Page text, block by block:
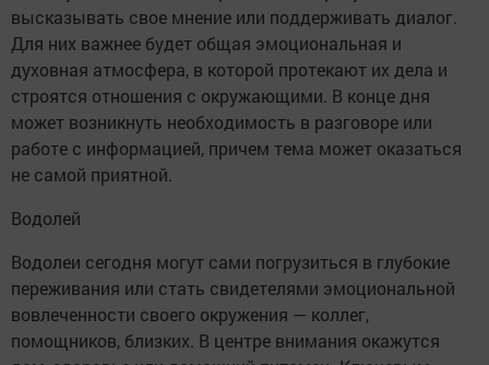
высказывать свое мнение или поддерживать диалог.
Для них важнее будет общая эмоциональная и
духовная атмосфера, в которой протекают их дела и
строятся отношения с окружающими. В конце дня
может возникнуть необходимость в разговоре или
работе с информацией, причем тема может оказаться
не самой приятной.
Водолей
Водолеи сегодня могут сами погрузиться в глубокие
переживания или стать свидетелями эмоциональной
вовлеченности своего окружения — коллег,
помощников, близких. В центре внимания окажутся